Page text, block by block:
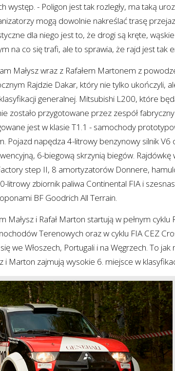
występ. - Poligon jest tak rozległy, ma taką
mogą dowolnie nakreślać trasę
dla niego jest to, że drogi są kręte,
na co się trafi, ale to sprawia, że rajd jest tak
Małysz wraz z Rafałem Martonem z
Rajdzie Dakar, który nie tylko ukończyli,
generalnej. Mitsubishi L200, które
zostało przygotowane przez zespół
jest w klasie T1.1 - samochody
Pojazd napędza 4-litrowy benzynowy silnik V6
6-biegową skrzynią biegów.
step II, 8 amortyzatorów Donnere,
litrowy zbiornik paliwa Continental FIA i
BF Goodrich All Terrain.
Małysz i Rafał Marton startują w pełnym cyklu
Terenowych oraz w cyklu FIA CEZ
we Włoszech, Portugali i na Węgrzech. To
i Marton zajmują wysokie 6. miejsce w